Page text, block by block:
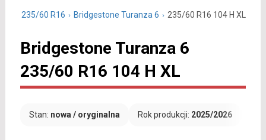
235/60 R16 Bridgestone Turanza 6 235/60 R16 104 H XL
Bridgestone Turanza 6
235/60 R16 104 H XL
Stan: nowa / oryginalna Rok produkcji: 2025/2026